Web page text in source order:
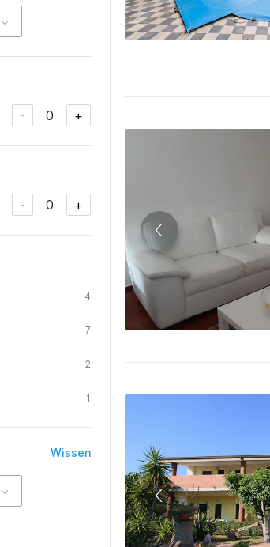
- 0 +
- 0 +
4
7
2
1
Wissen